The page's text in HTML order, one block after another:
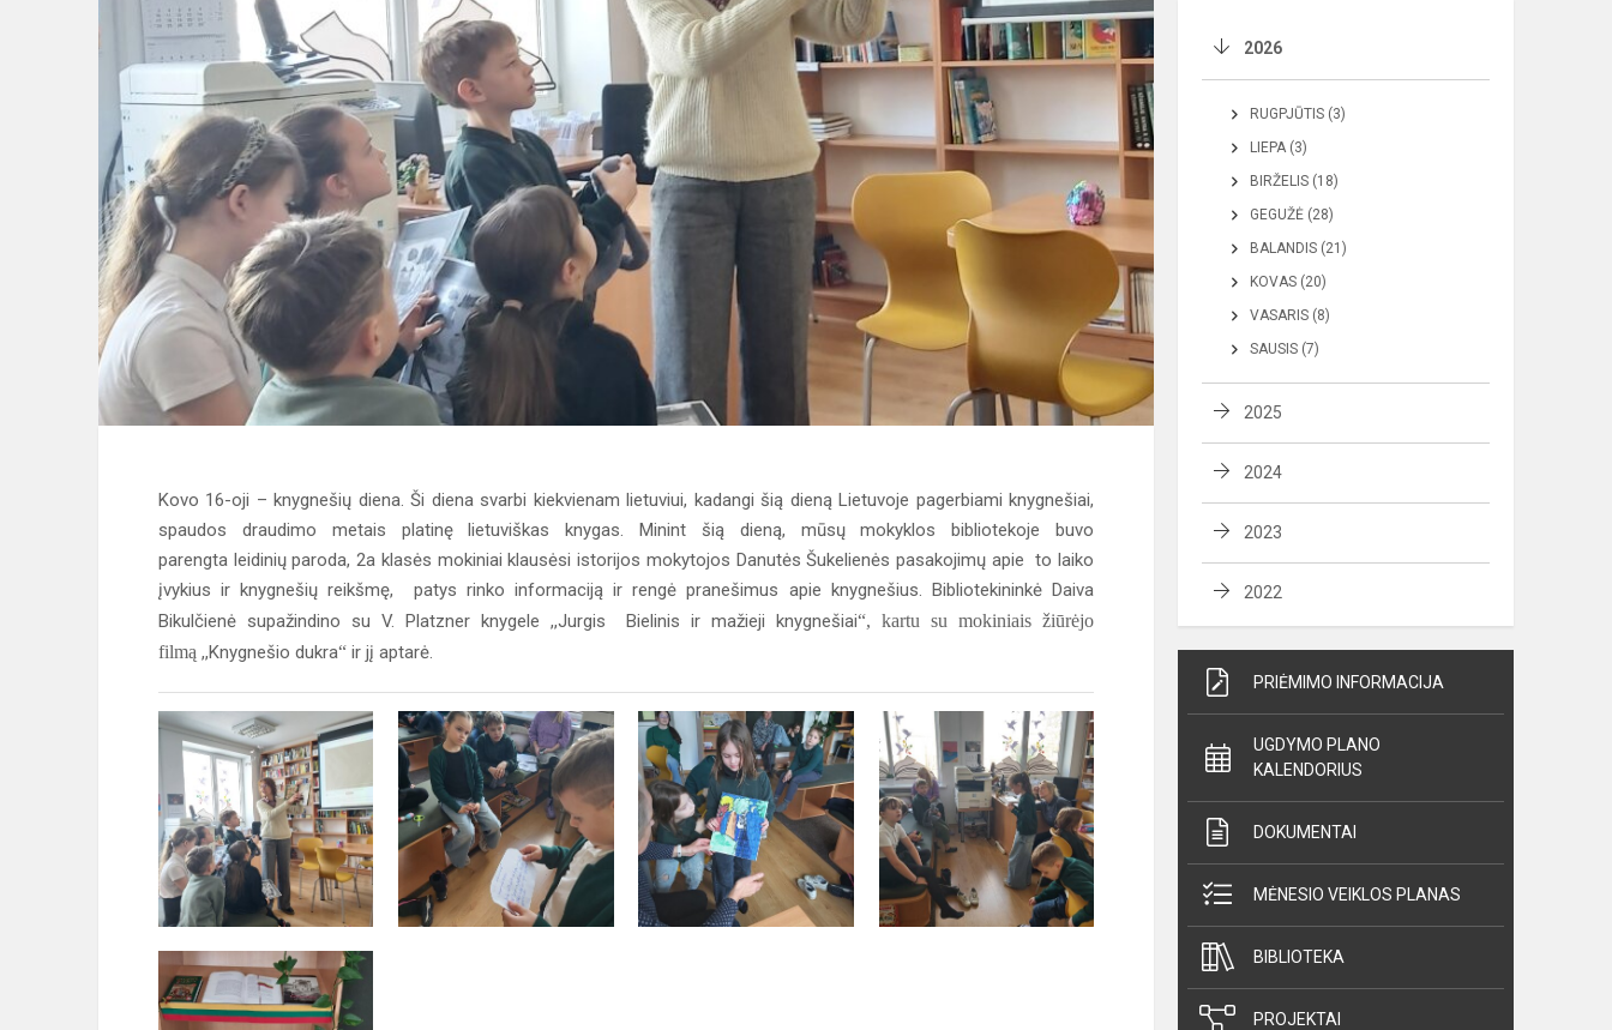
Kovo 16-oji – knygnešių diena.Ši diena svarbi kiekvienam lietuviui, kadangi šią dieną Lietuvoje pagerbiami knygnešiai,
spaudos draudimo metais platinę lietuviškas knygas. Minint šią dieną, mūsų mokyklos bibliotekoje buvo
parengta leidinių paroda, 2a klasės mokiniai klausėsi istorijos mokytojos Danutės Šukelienės pasakojimų apie to laiko
įvykius ir knygnešių reikšmę, patys rinko informaciją ir rengė pranešimus apie knygnešius. Bibliotekininkė Daiva
Bikulčienė supažindino su V. Platzner knygele ,,Jurgis Bielinis ir mažieji knygnešiai“, kartu su mokiniais žiūrėjo
filmą ,,Knygnešio dukra“ ir jį aptarė.
2026
RUGPJŪTIS (3)
LIEPA (3)
BIRŽELIS (18)
GEGUŽĖ (28)
BALANDIS (21)
KOVAS (20)
VASARIS (8)
SAUSIS (7)
2025
2024
2023
2022
PRIĖMIMO INFORMACIJA
UGDYMO PLANO
KALENDORIUS
DOKUMENTAI
MĖNESIO VEIKLOS PLANAS
BIBLIOTEKA
PROJEKTAI